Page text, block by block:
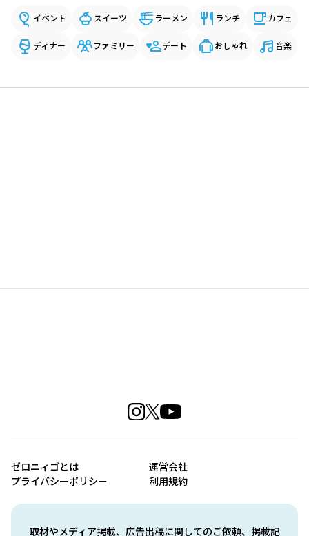
イベント スイーツ ラーメン ランチ カフェ
ディナー ファミリー デート おしゃれ 音楽
取材やメディア掲載、広告出稿に関してのご依頼、掲載記
ゼロニィゴとは
運営会社
プライバシーポリシー
利用規約